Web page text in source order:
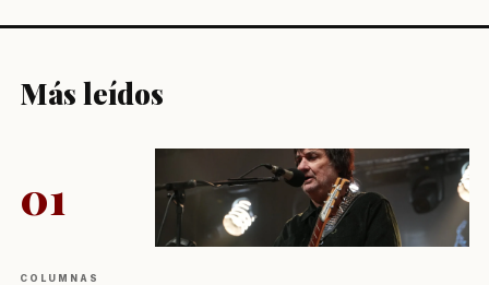
Más leídos
01
COLUMNAS